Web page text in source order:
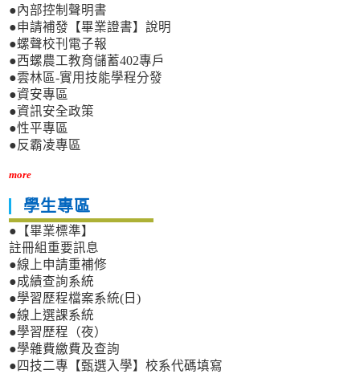
●內部控制聲明書
●申請補發【畢業證書】說明
●螺聲校刊電子報
●西螺農工教育儲蓄402專戶
●雲林區-實用技能學程分發
●資安專區
●資訊安全政策
●性平專區
●反霸凌專區
more
學生專區
●【畢業標準】
註冊組重要訊息
●線上申請重補修
●成績查詢系統
●學習歷程檔案系統(日)
●線上選課系統
●學習歷程（夜）
●學雜費繳費及查詢
●四技二專【甄選入學】校系代碼填寫